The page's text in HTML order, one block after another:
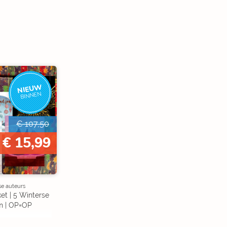
NIEUW
BINNEN
€ 107,50
€ 15,99
auteurs
| 5 Winterse
| OP=OP